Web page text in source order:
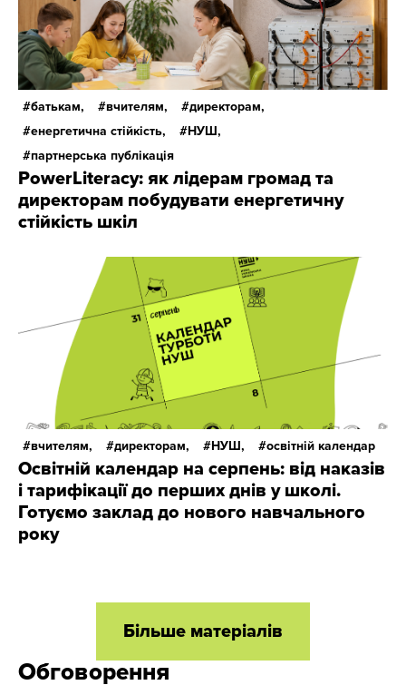
батькам, вчителям,
директорам,
енергетична стійкість,
НУШ,
партнерська публікація
PowerLiteracy: як лідерам громад та
директорам побудувати енергетичну
стійкість шкіл
вчителям, директорам, НУШ, освітній календар
Освітній календар на серпень: від наказів
і тарифікації до перших днів у школі.
Готуємо заклад до нового навчального
року
Більше матеріалів
Обговорення